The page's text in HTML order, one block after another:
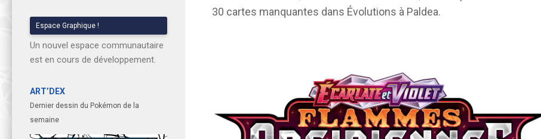
30 cartes manquantes dans Évolutions à Paldea.
Espace Graphique !
Un nouvel espace communautaire
est en cours de développement.
ART’DEX
Dernier dessin du Pokémon de la
semaine